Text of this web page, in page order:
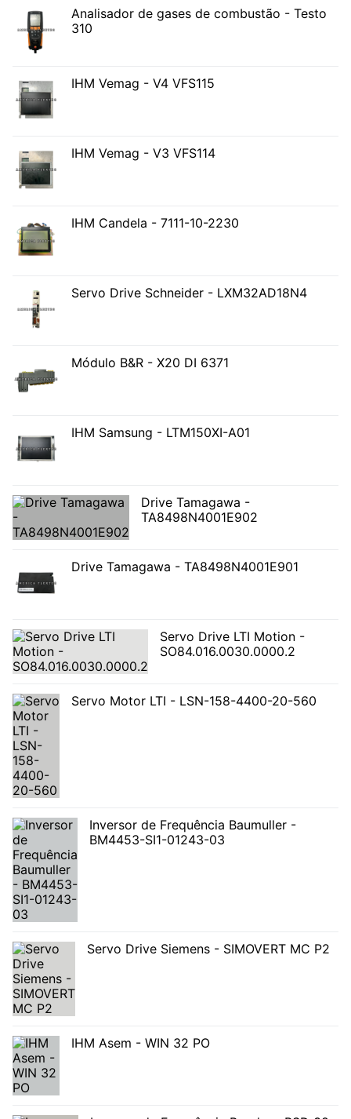
Analisador de gases de combustão - Testo
310
IHM Vemag - V4 VFS115
IHM Vemag - V3 VFS114
IHM Candela - 7111-10-2230
Servo Drive Schneider - LXM32AD18N4
Módulo B&R - X20 DI 6371
IHM Samsung - LTM150XI-A01
Drive Tamagawa -
TA8498N4001E902
Drive Tamagawa - TA8498N4001E901
Servo Drive LTI Motion -
SO84.016.0030.0000.2
Servo Motor LTI - LSN-158-4400-20-560
Inversor de Frequência Baumuller -
BM4453-SI1-01243-03
Servo Drive Siemens - SIMOVERT MC P2
IHM Asem - WIN 32 PO